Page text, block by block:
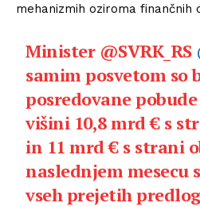
mehanizmih oziroma finančnih
Minister @SVRK_RS
samim posvetom so
posredovane
višini 10,8 mrd € s
in 11 mrd € s strani
naslednjem mesecu
vseh prejetih